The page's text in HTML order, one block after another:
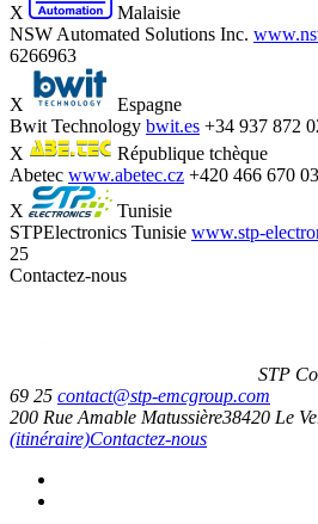
X
Malaisie
NSW Automated Solutions Inc.
6266963
X
Espagne
Bwit Technology bwit.es +34 937 872
X
République tchèque
Abetec www.abetec.cz +420 466 670
X
Tunisie
STPElectronics Tunisie www.stp-
25
Contactez-nous
STP
69 25 contact@stp-emcgroup.com
200 Rue Amable Matussière38420 Le
(itinéraire)Contactez-nous